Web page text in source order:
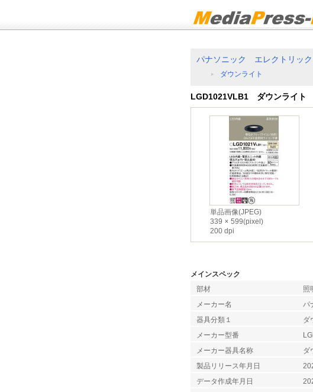
パナソニック エレクトリック
ダウンライト
LGD1021VLB1 ダウンライト
単品画像(JPEG)
339
599(pixel)
200 dpi
メインスペック
部材
照
メーカー名
パ
器具分類１
ダ
メーカー型番
メーカー器具名称
ダ
製品リリース年月日
データ作成年月日